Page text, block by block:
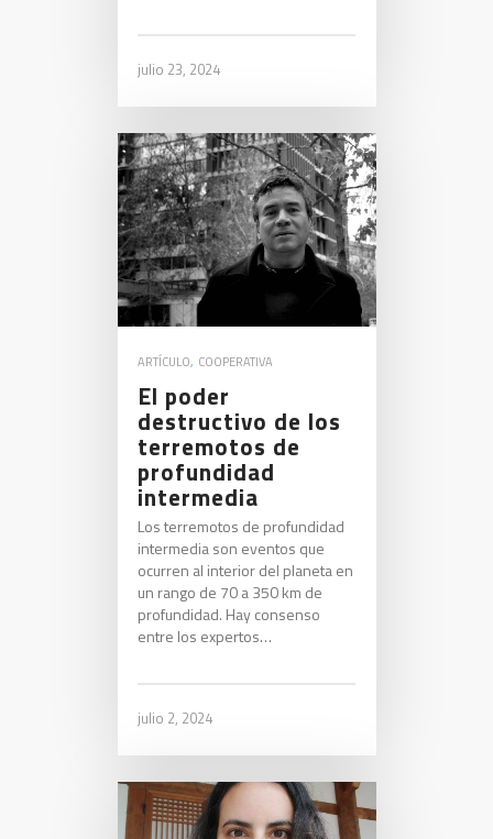
julio 23, 2024
ARTÍCULO, COOPERATIVA
El poder
destructivo de los
terremotos de
profundidad
intermedia
Los terremotos de profundidad
intermedia son eventos que
ocurren al interior del planeta en
un rango de 70 a 350 km de
profundidad. Hay consenso
entre los expertos…
julio 2, 2024